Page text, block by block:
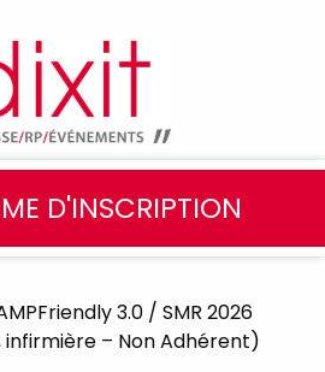
D'INSCRIPTION
3.0 / SMR 2026
infirmière – Non Adhérent)